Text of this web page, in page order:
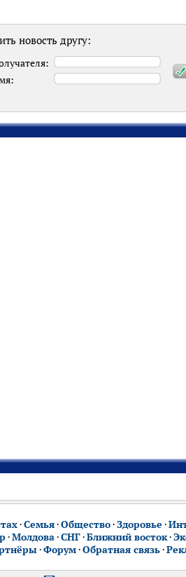
новость другу:
·Семья·Общество·Здоровье ·
·Молдова·СНГ·Ближний восток·
·Форум·Обратная связь·